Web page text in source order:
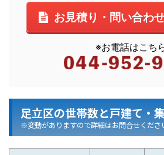
お見積り・問い合わ
※お電話はこち
足立区の世帯数と戸建て・
※変動がありますので詳細はお問合せくださ